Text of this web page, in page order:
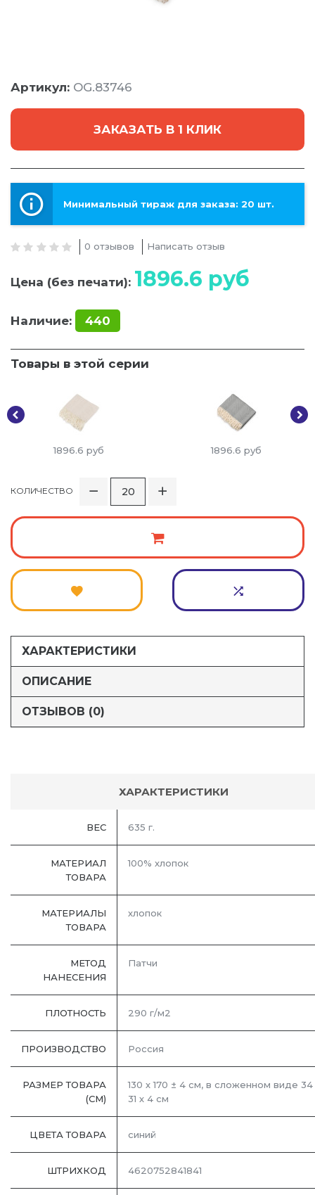
Артикул: OG.83746
ЗАКАЗАТЬ В 1 КЛИК
Минимальный тираж для заказа: 20 шт.
0 отзывов Написать отзыв
Цена (без печати): 1896.6 руб
Наличие: 440
Товары в этой серии
1896.6 руб 1896.6 руб
КОЛИЧЕСТВО
ХАРАКТЕРИСТИКИ
ОПИСАНИЕ
ОТЗЫВОВ (0)
ХАРАКТЕРИСТИКИ
ВЕС 635 г.
МАТЕРИАЛ
ТОВАРА
100% хлопок
МАТЕРИАЛЫ
ТОВАРА
хлопок
МЕТОД
НАНЕСЕНИЯ
Патчи
ПЛОТНОСТЬ 290 г/м2
ПРОИЗВОДСТВО Россия
РАЗМЕР ТОВАРА
(СМ)
130 х 170 ± 4 см, в сложенном виде 34
31 х 4 см
ЦВЕТА ТОВАРА синий
ШТРИХКОД 4620752841841